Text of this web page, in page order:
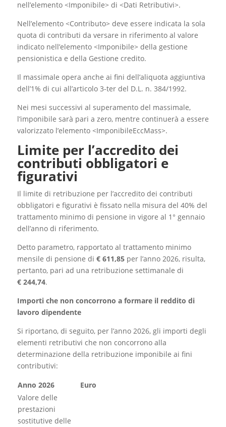
nell’elemento <Imponibile> di <Dati Retributivi>.
Nell’elemento <Contributo> deve essere indicata la sola
quota di contributi da versare in riferimento al valore
indicato nell’elemento <Imponibile> della gestione
pensionistica e della Gestione credito.
Il massimale opera anche ai fini dell’aliquota aggiuntiva
dell’1% di cui all’articolo 3-ter del D.L. n. 384/1992.
Nei mesi successivi al superamento del massimale,
l’imponibile sarà pari a zero, mentre continuerà a essere
valorizzato l’elemento <ImponibileEccMass>.
Limite per l’accredito dei
contributi obbligatori e
figurativi
Il limite di retribuzione per l’accredito dei contributi
obbligatori e figurativi è fissato nella misura del 40% del
trattamento minimo di pensione in vigore al 1° gennaio
dell’anno di riferimento.
Detto parametro, rapportato al trattamento minimo
mensile di pensione di € 611,85 per l’anno 2026, risulta,
pertanto, pari ad una retribuzione settimanale di
€ 244,74.
Importi che non concorrono a formare il reddito di
lavoro dipendente
Si riportano, di seguito, per l’anno 2026, gli importi degli
elementi retributivi che non concorrono alla
determinazione della retribuzione imponibile ai fini
contributivi:
Anno 2026
Euro
Valore delle
prestazioni
sostitutive delle